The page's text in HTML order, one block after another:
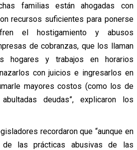
familias están ahogadas con
recursos suficientes para ponerse
el hostigamiento y abusos
de cobranzas, que los llaman
hogares y trabajos en horarios
con juicios e ingresarlos en
mayores costos (como los de
deudas”, explicaron los
recordaron que “aunque en
de las prácticas abusivas de las